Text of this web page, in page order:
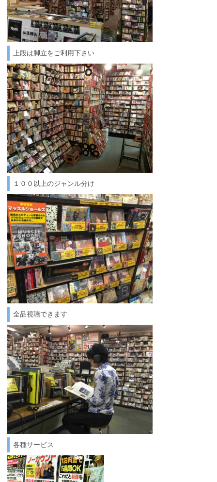
上段は脚立をご利用下さい
１００以上のジャンル分け
全品視聴できます
各種サービス